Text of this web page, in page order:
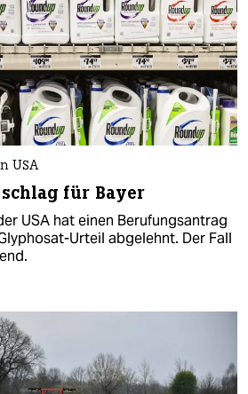
USA
für Bayer
USA hat einen Berufungsantrag
Urteil abgelehnt. Der Fall